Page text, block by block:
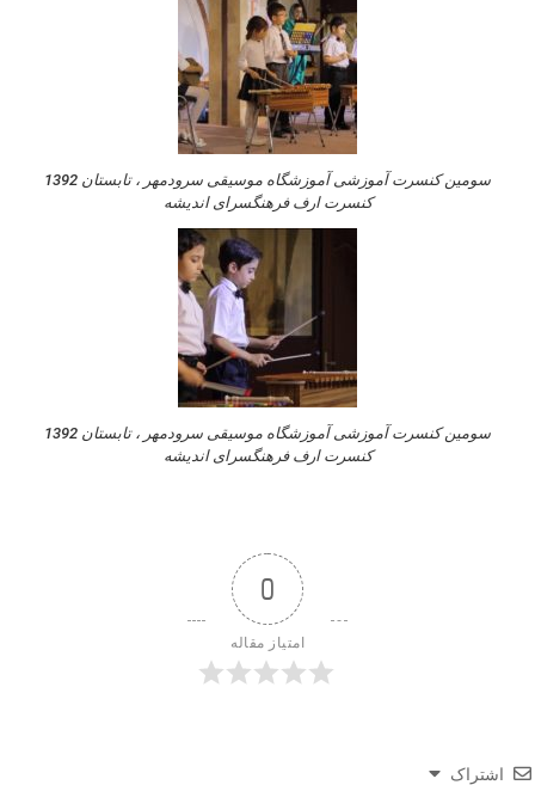
سومین کنسرت آموزشی آموزشگاه موسیقی سرودمهر ، تابستان 1392
کنسرت ارف فرهنگسرای اندیشه
سومین کنسرت آموزشی آموزشگاه موسیقی سرودمهر ، تابستان 1392
کنسرت ارف فرهنگسرای اندیشه
0
امتیاز مقاله
اشتراک